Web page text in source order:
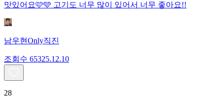
맛있어요🩷🩵 고기도 너무 많이 있어서 너무 좋아요!!
남우현Only직진
조회수 65325.12.10
28